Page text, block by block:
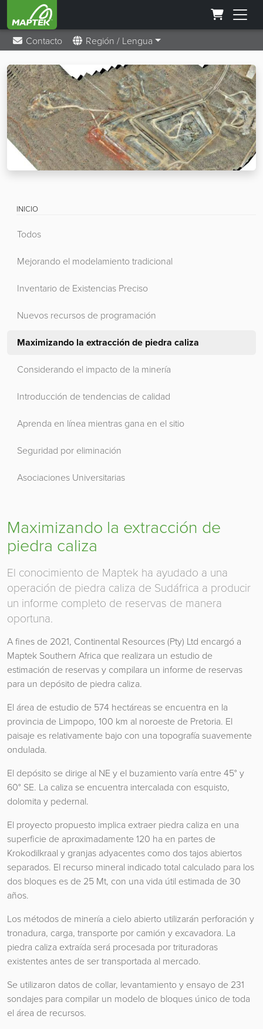
Contacto Región / Lengua
INICIO
Todos
Mejorando el modelamiento tradicional
Inventario de Existencias Preciso
Nuevos recursos de programación
Maximizando la extracción de piedra caliza
Considerando el impacto de la minería
Introducción de tendencias de calidad
Aprenda en línea mientras gana en el sitio
Seguridad por eliminación
Asociaciones Universitarias
Maximizando la extracción de
piedra caliza
El conocimiento de Maptek ha ayudado a una
operación de piedra caliza de Sudáfrica a producir
un informe completo de reservas de manera
oportuna.
A fines de 2021, Continental Resources (Pty) Ltd encargó a
Maptek Southern Africa que realizara un estudio de
estimación de reservas y compilara un informe de reservas
para un depósito de piedra caliza.
El área de estudio de 574 hectáreas se encuentra en la
provincia de Limpopo, 100 km al noroeste de Pretoria. El
paisaje es relativamente bajo con una topografía suavemente
ondulada.
El depósito se dirige al NE y el buzamiento varía entre 45° y
60° SE. La caliza se encuentra intercalada con esquisto,
dolomita y pedernal.
El proyecto propuesto implica extraer piedra caliza en una
superficie de aproximadamente 120 ha en partes de
Krokodilkraal y granjas adyacentes como dos tajos abiertos
separados. El recurso mineral indicado total calculado para los
dos bloques es de 25 Mt, con una vida útil estimada de 30
años.
Los métodos de minería a cielo abierto utilizarán perforación y
tronadura, carga, transporte por camión y excavadora. La
piedra caliza extraída será procesada por trituradoras
existentes antes de ser transportada al mercado.
Se utilizaron datos de collar, levantamiento y ensayo de 231
sondajes para compilar un modelo de bloques único de toda
el área de recursos.